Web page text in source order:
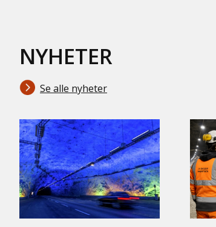
NYHETER
Se alle nyheter